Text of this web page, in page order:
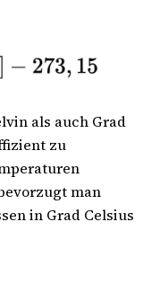
als auch Grad
zu
man
in Grad Celsius